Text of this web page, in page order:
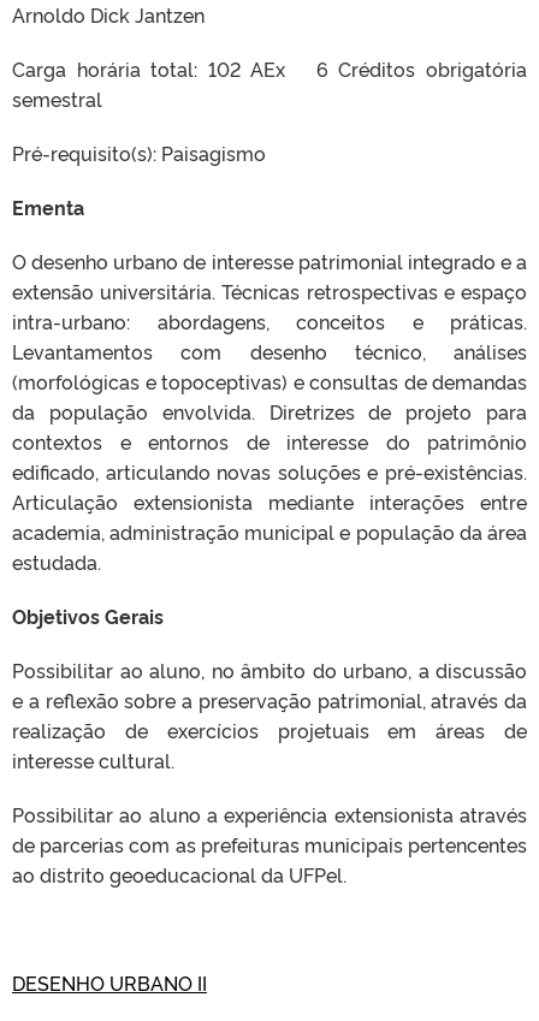
Arnoldo Dick Jantzen
Carga horária total: 102 AEx 6 Créditos obrigatória
semestral
Pré-requisito(s): Paisagismo
Ementa
O desenho urbano de interesse patrimonial integrado e a
extensão universitária. Técnicas retrospectivas e espaço
intra-urbano: abordagens, conceitos e práticas.
Levantamentos com desenho técnico, análises
(morfológicas e topoceptivas) e consultas de demandas
da população envolvida. Diretrizes de projeto para
contextos e entornos de interesse do patrimônio
edificado, articulando novas soluções e pré-existências.
Articulação extensionista mediante interações entre
academia, administração municipal e população da área
estudada.
Objetivos Gerais
Possibilitar ao aluno, no âmbito do urbano, a discussão
e a reflexão sobre a preservação patrimonial, através da
realização de exercícios projetuais em áreas de
interesse cultural.
Possibilitar ao aluno a experiência extensionista através
de parcerias com as prefeituras municipais pertencentes
ao distrito geoeducacional da UFPel.
DESENHO URBANO II